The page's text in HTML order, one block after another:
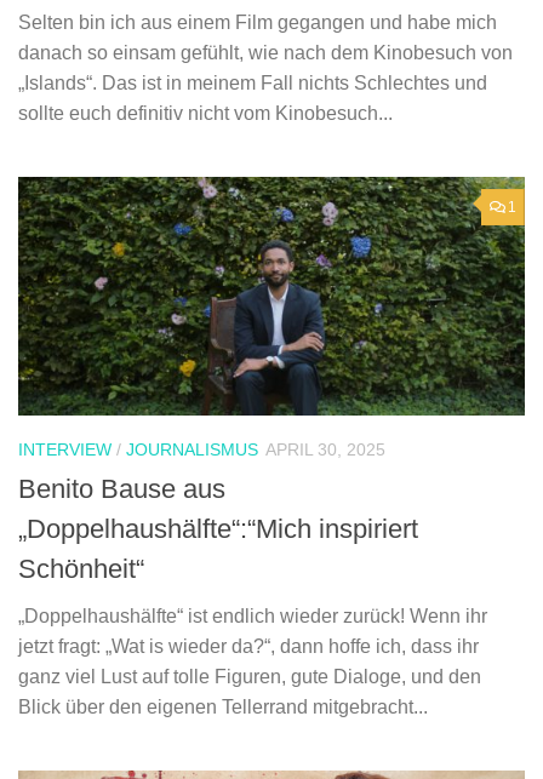
Selten bin ich aus einem Film gegangen und habe mich
danach so einsam gefühlt, wie nach dem Kinobesuch von
„Islands“. Das ist in meinem Fall nichts Schlechtes und
sollte euch definitiv nicht vom Kinobesuch...
1
INTERVIEW / JOURNALISMUS APRIL 30, 2025
Benito Bause aus
„Doppelhaushälfte“:“Mich inspiriert
Schönheit“
„Doppelhaushälfte“ ist endlich wieder zurück! Wenn ihr
jetzt fragt: „Wat is wieder da?“, dann hoffe ich, dass ihr
ganz viel Lust auf tolle Figuren, gute Dialoge, und den
Blick über den eigenen Tellerrand mitgebracht...